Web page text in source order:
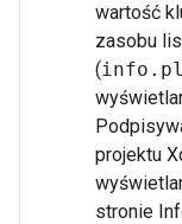
wartość
zasobu
(
projektu
stronie